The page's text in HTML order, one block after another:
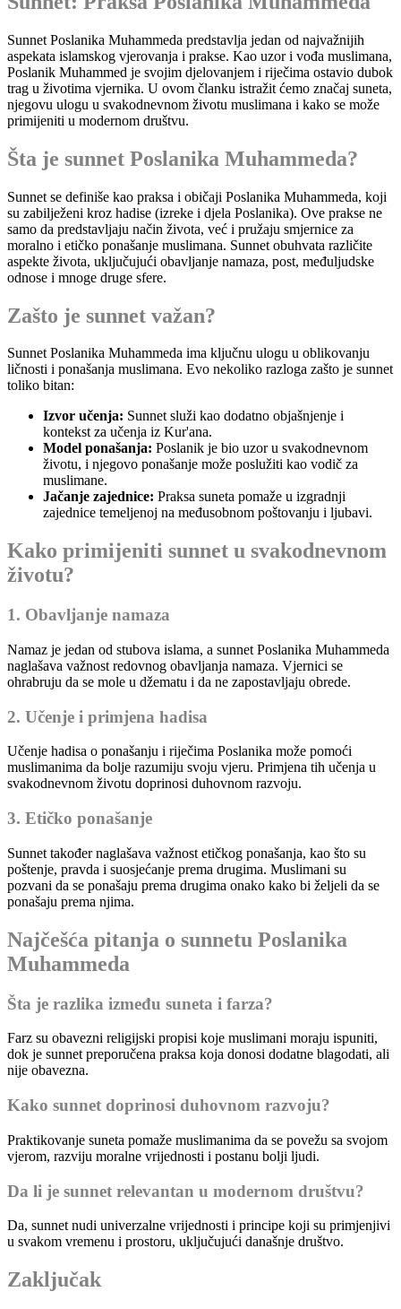
Sunnet Poslanika Muhammeda predstavlja jedan od najvažnijih
aspekata islamskog vjerovanja i prakse. Kao uzor i vođa muslimana,
Poslanik Muhammed je svojim djelovanjem i riječima ostavio dubok
trag u životima vjernika. U ovom članku istražit ćemo značaj suneta,
njegovu ulogu u svakodnevnom životu muslimana i kako se može
primijeniti u modernom društvu.
Šta je sunnet Poslanika Muhammeda?
Sunnet se definiše kao praksa i običaji Poslanika Muhammeda, koji
su zabilježeni kroz hadise (izreke i djela Poslanika). Ove prakse ne
samo da predstavljaju način života, već i pružaju smjernice za
moralno i etičko ponašanje muslimana. Sunnet obuhvata različite
aspekte života, uključujući obavljanje namaza, post, međuljudske
odnose i mnoge druge sfere.
Zašto je sunnet važan?
Sunnet Poslanika Muhammeda ima ključnu ulogu u oblikovanju
ličnosti i ponašanja muslimana. Evo nekoliko razloga zašto je sunnet
toliko bitan:
Izvor učenja: Sunnet služi kao dodatno objašnjenje i
kontekst za učenja iz Kur'ana.
Model ponašanja: Poslanik je bio uzor u svakodnevnom
životu, i njegovo ponašanje može poslužiti kao vodič za
muslimane.
Jačanje zajednice: Praksa suneta pomaže u izgradnji
zajednice temeljenoj na međusobnom poštovanju i ljubavi.
Kako primijeniti sunnet u svakodnevnom
životu?
1. Obavljanje namaza
Namaz je jedan od stubova islama, a sunnet Poslanika Muhammeda
naglašava važnost redovnog obavljanja namaza. Vjernici se
ohrabruju da se mole u džematu i da ne zapostavljaju obrede.
2. Učenje i primjena hadisa
Učenje hadisa o ponašanju i riječima Poslanika može pomoći
muslimanima da bolje razumiju svoju vjeru. Primjena tih učenja u
svakodnevnom životu doprinosi duhovnom razvoju.
3. Etičko ponašanje
Sunnet također naglašava važnost etičkog ponašanja, kao što su
poštenje, pravda i suosjećanje prema drugima. Muslimani su
pozvani da se ponašaju prema drugima onako kako bi željeli da se
ponašaju prema njima.
Najčešća pitanja o sunnetu Poslanika
Muhammeda
Šta je razlika između suneta i farza?
Farz su obavezni religijski propisi koje muslimani moraju ispuniti,
dok je sunnet preporučena praksa koja donosi dodatne blagodati, ali
nije obavezna.
Kako sunnet doprinosi duhovnom razvoju?
Praktikovanje suneta pomaže muslimanima da se povežu sa svojom
vjerom, razviju moralne vrijednosti i postanu bolji ljudi.
Da li je sunnet relevantan u modernom društvu?
Da, sunnet nudi univerzalne vrijednosti i principe koji su primjenjivi
u svakom vremenu i prostoru, uključujući današnje društvo.
Zaključak